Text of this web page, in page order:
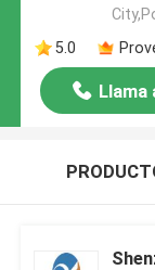
5.0
Llama